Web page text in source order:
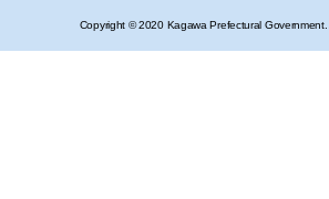
Copyright © 2020 Kagawa Prefectural Government.